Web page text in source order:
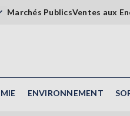
Marchés PublicsVentes aux
ENVIRONNEMENT